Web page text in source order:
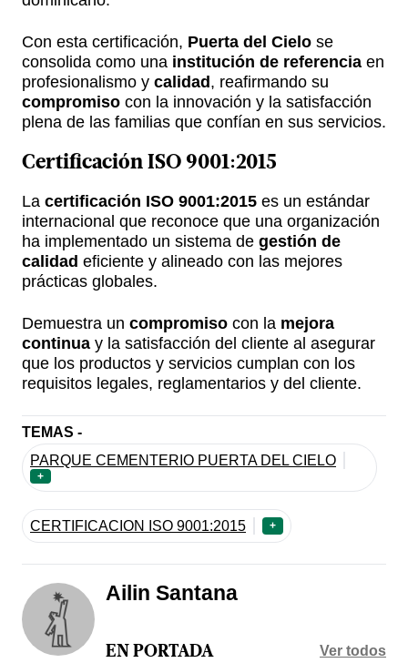
Con esta certificación, Puerta del Cielo se
consolida como una institución de referencia en
profesionalismo y calidad , reafirmando su
compromiso con la innovación y la satisfacción
plena de las familias que confían en sus servicios.
Certificación ISO 9001:2015
La certificación ISO 9001:2015 es un estándar
internacional que reconoce que una organización
ha implementado un sistema de gestión de
calidad eficiente y alineado con las mejores
prácticas globales.
Demuestra un compromiso con la mejora
continua y la satisfacción del cliente al asegurar
que los productos y servicios cumplan con los
requisitos legales, reglamentarios y del cliente.
TEMAS -
PARQUE CEMENTERIO PUERTA DEL CIELO
+
CERTIFICACION ISO 9001:2015 +
Ailin Santana
EN PORTADA Ver todos